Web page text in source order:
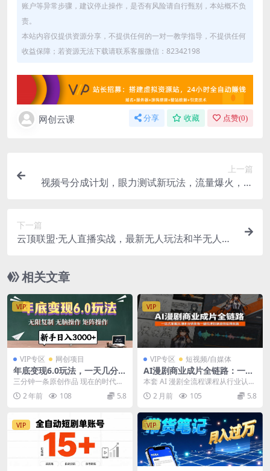
账户等异常步骤，建议停止操作，是否有风险请自行甄别，本站概不负
责。
本站内容仅提供资源分享，不提供任何的一对一教学指导，不提供任何
收益保障；若资源无法下载请联系客服微信：82342198
网创云课 分享 收藏 点赞(0)
上一篇
视频号分成计划，眼力测试新玩法，流量爆火，多
下一篇
云顶联盟·无人直播实战，最新无人玩法和半无人玩
相关文章
VIP
VIP专区 网创项目
年底变现6.0玩法，一天几分
钟，日入3000+，小白无脑操
作
三分钟一条原创作品 现在的时代是
AI的时代，我们要跟进时代的步伐
时代是在变换的...
2 年前 108 5.8
VIP
VIP专区 短视频/自媒体
AI漫剧商业成片全链路：一站
式掌握从脚本分镜角色一致性
把控到音效后期包装
本套 AI 漫剧全流程课程从行业认知
切入，搭建从前期策划到后期成片
的系统化教学体...
2 月前 105 5.8
VIP VIP